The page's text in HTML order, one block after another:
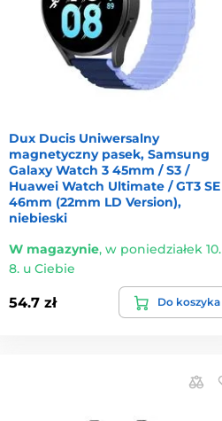
Dux Ducis Uniwersalny
magnetyczny pasek, Samsung
Galaxy Watch 3 45mm / S3 /
Huawei Watch Ultimate / GT3 SE
46mm (22mm LD Version),
niebieski
W magazynie, w poniedziałek 10.
8. u Ciebie
54.7 zł Do koszyka